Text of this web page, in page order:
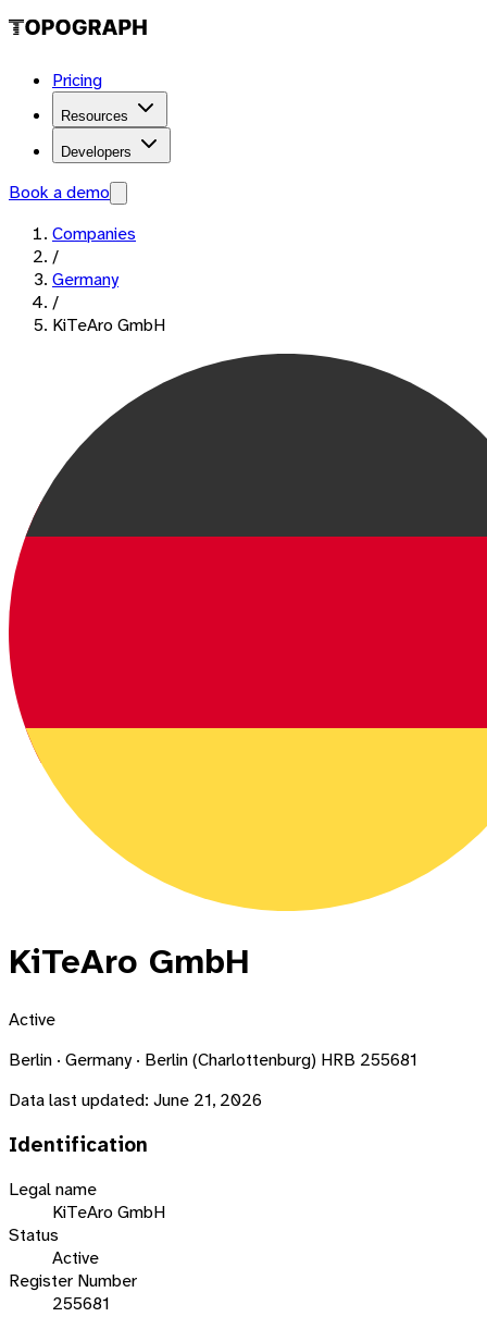
Pricing
Resources
Developers
Book a demo
Companies
/
Germany
/
KiTeAro GmbH
KiTeAro GmbH
Active
Berlin · Germany · Berlin (Charlottenburg) HRB 255681
Data last updated: June 21, 2026
Identification
Legal name
KiTeAro GmbH
Status
Active
Register Number
255681